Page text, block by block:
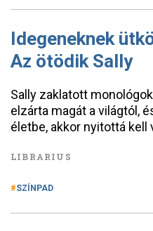
Idegeneknek
Az ötödik Sally
Sally zaklatott
elzárta magát a világtól,
életbe, akkor nyitottá kell
LIBRARIUS
SZÍNPAD